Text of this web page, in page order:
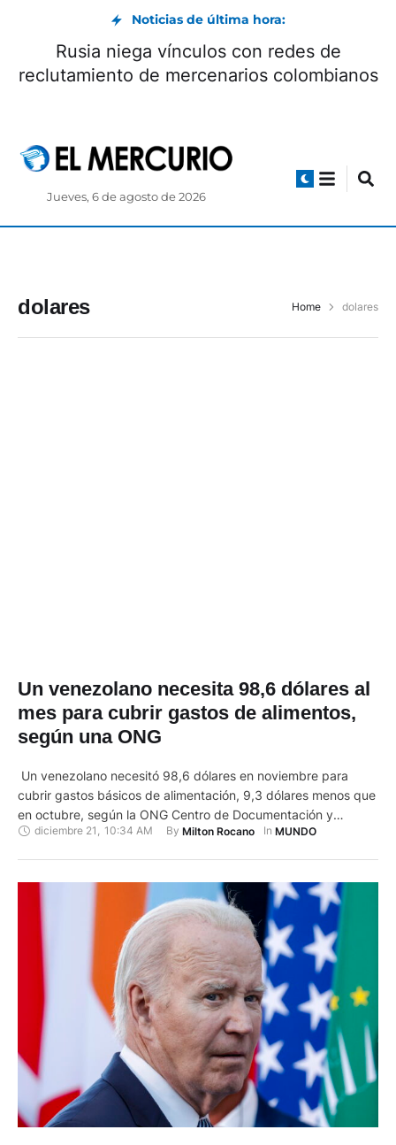
Noticias de última hora:
Rusia niega vínculos con redes de
reclutamiento de mercenarios colombianos
Jueves, 6 de agosto de 2026
dolares Home dolares
Un venezolano necesita 98,6 dólares al
mes para cubrir gastos de alimentos,
según una ONG
Un venezolano necesitó 98,6 dólares en noviembre para
cubrir gastos básicos de alimentación, 9,3 dólares menos que
en octubre, según la ONG Centro de Documentación y
Análisis Social de la Federación Venezolana de Maestros
diciembre 21 , 10:34 AM By Milton Rocano In MUNDO